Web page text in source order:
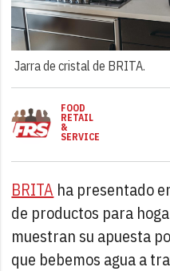
Jarra de cristal de BRITA.
FOOD
RETAIL
&
SERVICE
BRITA ha presentado
de productos para
muestran su apuesta
que bebemos agua a